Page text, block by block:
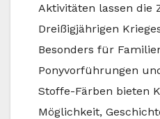
Aktivitäten lassen die
Dreißigjährigen
Besonders für
Ponyvorführungen
Stoffe-Färben bieten
Möglichkeit,